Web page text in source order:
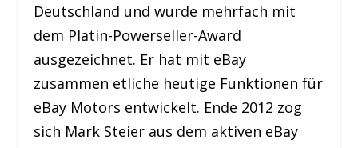
Deutschland und wurde mehrfach mit
dem Platin-Powerseller-Award
ausgezeichnet. Er hat mit eBay
zusammen etliche heutige Funktionen für
eBay Motors entwickelt. Ende 2012 zog
sich Mark Steier aus dem aktiven eBay